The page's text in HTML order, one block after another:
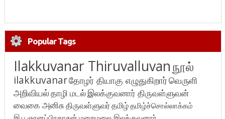
Popular Tags
Ilakkuvanar Thiruvalluvanநூல்
ilakkuvanarதோழர் தியாகு எழுதுகிறார்வெருளி
அறிவியல்தாழி மடல்இலக்குவனார் திருவள்ளுவன்
வைகை அனிசுதிருவள்ளுவர்தமிழ்தமிழ்ச்சொல்லாக்கம்